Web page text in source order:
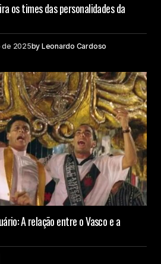
os times das personalidades da
de 2025by Leonardo Cardoso
A relação entre o Vasco e a